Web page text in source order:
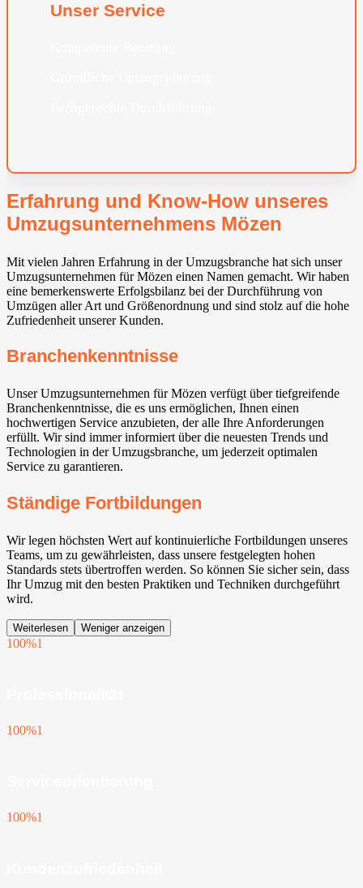
Unser Service
Erfahrung und Know-How unseres
Umzugsunternehmens Mözen
Mit vielen Jahren Erfahrung in der Umzugsbranche hat sich unser
Umzugsunternehmen für Mözen einen Namen gemacht. Wir haben
eine bemerkenswerte Erfolgsbilanz bei der Durchführung von
Umzügen aller Art und Größenordnung und sind stolz auf die hohe
Zufriedenheit unserer Kunden.
Branchenkenntnisse
Unser Umzugsunternehmen für Mözen verfügt über tiefgreifende
Branchenkenntnisse, die es uns ermöglichen, Ihnen einen
hochwertigen Service anzubieten, der alle Ihre Anforderungen
erfüllt. Wir sind immer informiert über die neuesten Trends und
Technologien in der Umzugsbranche, um jederzeit optimalen
Service zu garantieren.
Ständige Fortbildungen
Wir legen höchsten Wert auf kontinuierliche Fortbildungen unseres
Teams, um zu gewährleisten, dass unsere festgelegten hohen
Standards stets übertroffen werden. So können Sie sicher sein, dass
Ihr Umzug mit den besten Praktiken und Techniken durchgeführt
wird.
Weiterlesen Weniger anzeigen
100%1
100%1
100%1